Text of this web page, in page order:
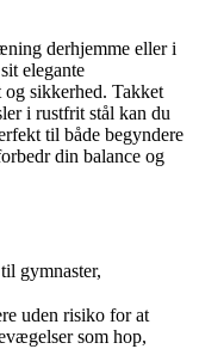
derhjemme eller i
elegante
sikkerhed. Takket
i rustfrit stål kan du
til både begyndere
din balance og
gymnaster,
uden risiko for at
som hop,